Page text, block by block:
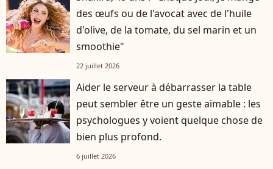
des œufs ou de l'avocat avec de l'huile
d'olive, de la tomate, du sel marin et un
smoothie"
22 juillet 2026
Aider le serveur à débarrasser la table
peut sembler être un geste aimable : les
psychologues y voient quelque chose de
bien plus profond.
6 juillet 2026